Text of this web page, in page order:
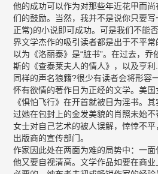
他的成功可以作为对那些年近花甲而
们的鼓励。当然，我并不是说你只要
正常)的小说即可成功。可是我们不能
界文学杰作的吸引读者都是出于不平
以为《洛丽泰》是“脏书”。在过去，
斯的《查泰莱夫人的情人》，以及亨
同样的声名狼籍?很少有读者会将形容
怀有欲情的著作目为正经的文学。美
《惧怕飞行》在开首就被目为淫书。
过她在包封上的金发美貌的肖照未始
女士对自己艺术的被人误解，悻悻不
出版商的宣传部门。
作家因此处在两面为难的局势中：一
他又要自视清高。文学作品如要在商